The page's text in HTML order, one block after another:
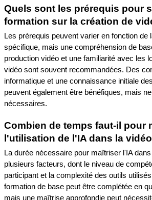
Quels sont les prérequis pour
formation sur la création de
Les prérequis peuvent varier en fonction de
spécifique, mais une compréhension de
production vidéo et une familiarité avec les
vidéo sont souvent recommandées. Des
informatique et une connaissance initiale
peuvent également être bénéfiques, mais
nécessaires.
Combien de temps faut-il pour
l'utilisation de l'IA dans la
La durée nécessaire pour maîtriser l'IA
plusieurs facteurs, dont le niveau de
participant et la complexité des outils
formation de base peut être complétée en
mais une maîtrise approfondie peut